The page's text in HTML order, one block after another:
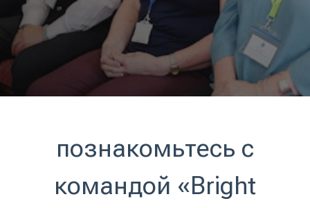
познакомьтесь с
командой «Bright